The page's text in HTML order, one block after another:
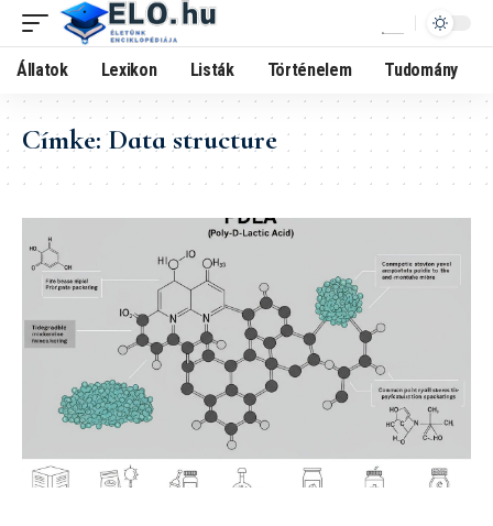
Állatok Lexikon Listák Történelem Tudomány
Címke:Data structure